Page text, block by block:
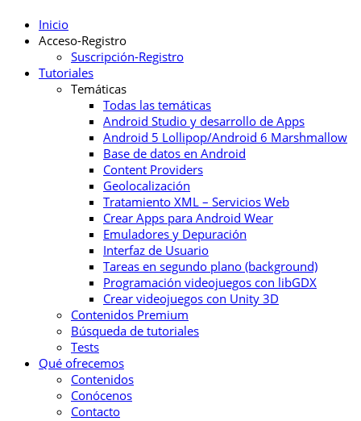
Inicio
Acceso-Registro
Suscripción-Registro
Tutoriales
Temáticas
Todas las temáticas
Android Studio y desarrollo de Apps
Android 5 Lollipop/Android 6 Marshmallow
Base de datos en Android
Content Providers
Geolocalización
Tratamiento XML – Servicios Web
Crear Apps para Android Wear
Emuladores y Depuración
Interfaz de Usuario
Tareas en segundo plano (background)
Programación videojuegos con libGDX
Crear videojuegos con Unity 3D
Contenidos Premium
Búsqueda de tutoriales
Tests
Qué ofrecemos
Contenidos
Conócenos
Contacto